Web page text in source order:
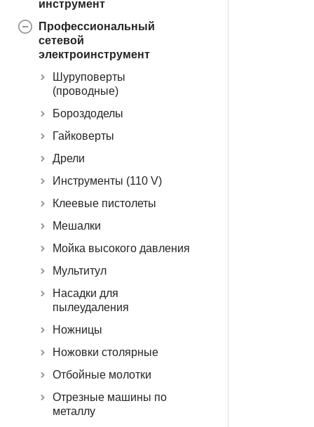
инструмент
Профессиональный
сетевой
электроинструмент
Шуруповерты
(проводные)
Бороздоделы
Гайковерты
Дрели
Инструменты (110 V)
Клеевые пистолеты
Мешалки
Мойка высокого давления
Мультитул
Насадки для
пылеудаления
Ножницы
Ножовки столярные
Отбойные молотки
Отрезные машины по
металлу